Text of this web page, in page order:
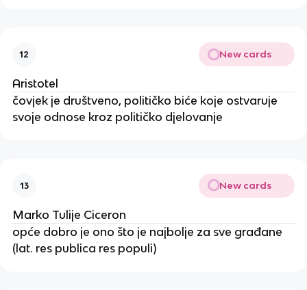
12 New cards
Aristotel
čovjek je društveno, političko biće koje ostvaruje
svoje odnose kroz političko djelovanje
13 New cards
Marko Tulije Ciceron
opće dobro je ono što je najbolje za sve građane
(lat. res publica res populi)